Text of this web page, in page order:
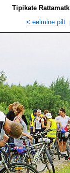
Tipikate
< eelmine pilt